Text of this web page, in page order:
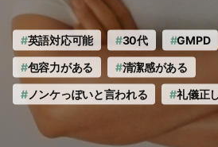
英語対応可能 30代 GMPD
包容力がある
清潔感がある
ノンケっぽいと言われる
礼儀正